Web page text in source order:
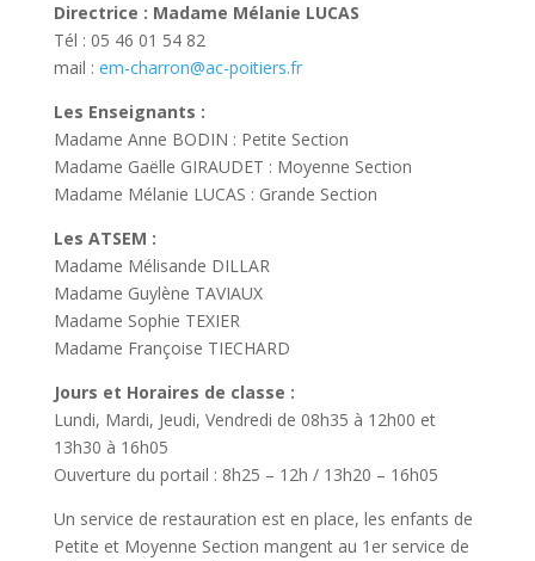
Directrice : Madame Mélanie LUCAS
Tél : 05 46 01 54 82
mail : em-charron@ac-poitiers.fr
Les Enseignants :
Madame Anne BODIN : Petite Section
Madame Gaëlle GIRAUDET : Moyenne Section
Madame Mélanie LUCAS : Grande Section
Les ATSEM :
Madame Mélisande DILLAR
Madame Guylène TAVIAUX
Madame Sophie TEXIER
Madame Françoise TIECHARD
Jours et Horaires de classe :
Lundi, Mardi, Jeudi, Vendredi de 08h35 à 12h00 et
13h30 à 16h05
Ouverture du portail : 8h25 – 12h / 13h20 – 16h05
Un service de restauration est en place, les enfants de
Petite et Moyenne Section mangent au 1er service de